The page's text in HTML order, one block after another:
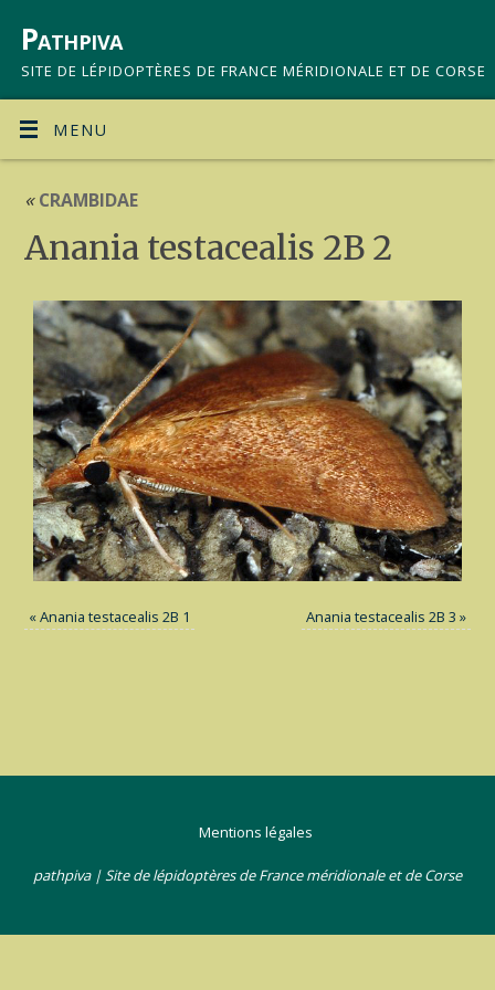
Pathpiva
SITE DE LÉPIDOPTÈRES DE FRANCE MÉRIDIONALE ET DE CORSE
MENU
«CRAMBIDAE
Anania testacealis 2B 2
«Anania testacealis 2B 1 Anania testacealis 2B 3 »
Mentions légales
pathpiva | Site de lépidoptères de France méridionale et de Corse